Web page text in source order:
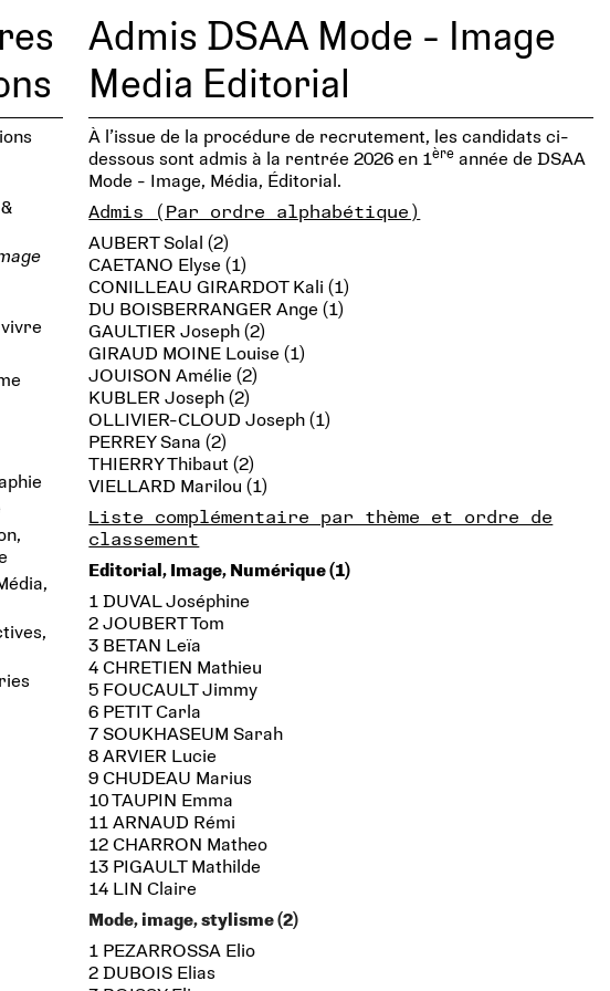
Admis DSAA Mode - Image
Media Editorial
À l’issue de la procédure de recrutement, les candidats ci-
dessous sont admis à la rentrée 2026 en 1ère année de DSAA
Mode - Image, Média, Éditorial.
Admis (Par ordre alphabétique)
AUBERT Solal (2)
CAETANO Elyse (1)
CONILLEAU GIRARDOT Kali (1)
DU BOISBERRANGER Ange (1)
GAULTIER Joseph (2)
GIRAUD MOINE Louise (1)
JOUISON Amélie (2)
KUBLER Joseph (2)
OLLIVIER-CLOUD Joseph (1)
PERREY Sana (2)
THIERRY Thibaut (2)
VIELLARD Marilou (1)
Liste complémentaire par thème et ordre de
classement
Editorial, Image, Numérique (1)
1 DUVAL Joséphine
2 JOUBERT Tom
3 BETAN Leïa
4 CHRETIEN Mathieu
5 FOUCAULT Jimmy
6 PETIT Carla
7 SOUKHASEUM Sarah
8 ARVIER Lucie
9 CHUDEAU Marius
10 TAUPIN Emma
11 ARNAUD Rémi
12 CHARRON Matheo
13 PIGAULT Mathilde
14 LIN Claire
Mode, image, stylisme (2)
1 PEZARROSSA Elio
2 DUBOIS Elias